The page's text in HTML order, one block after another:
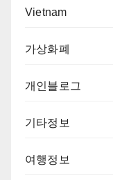
Vietnam
가상화폐
개인블로그
기타정보
여행정보